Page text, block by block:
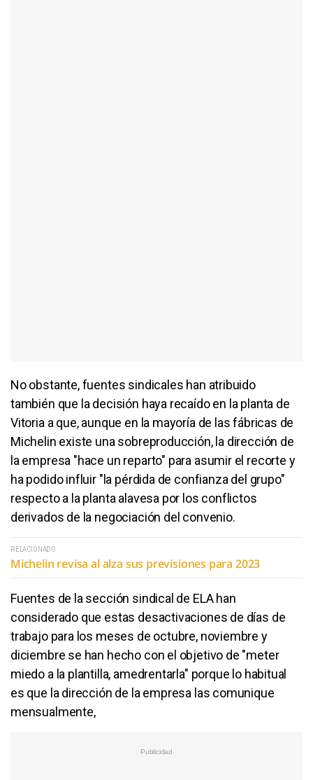
No obstante, fuentes sindicales han atribuido
también que la decisión haya recaído en la planta de
Vitoria a que, aunque en la mayoría de las fábricas de
Michelin existe una sobreproducción, la dirección de
la empresa "hace un reparto" para asumir el recorte y
ha podido influir "la pérdida de confianza del grupo"
respecto a la planta alavesa por los conflictos
derivados de la negociación del convenio.
RELACIONADO
Michelin revisa al alza sus previsiones para 2023
Fuentes de la sección sindical de ELA han
considerado que estas desactivaciones de días de
trabajo para los meses de octubre, noviembre y
diciembre se han hecho con el objetivo de "meter
miedo a la plantilla, amedrentarla" porque lo habitual
es que la dirección de la empresa las comunique
mensualmente,